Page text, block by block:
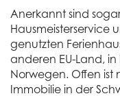
Anerkannt sind
Hausmeisterservice
genutzten
anderen EU-Land,
Norwegen. Offen
Immobilie in der